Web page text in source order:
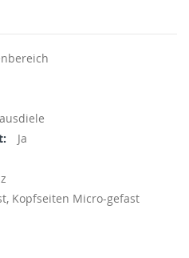
gallery
Ja
Kopfseiten Micro-gefast